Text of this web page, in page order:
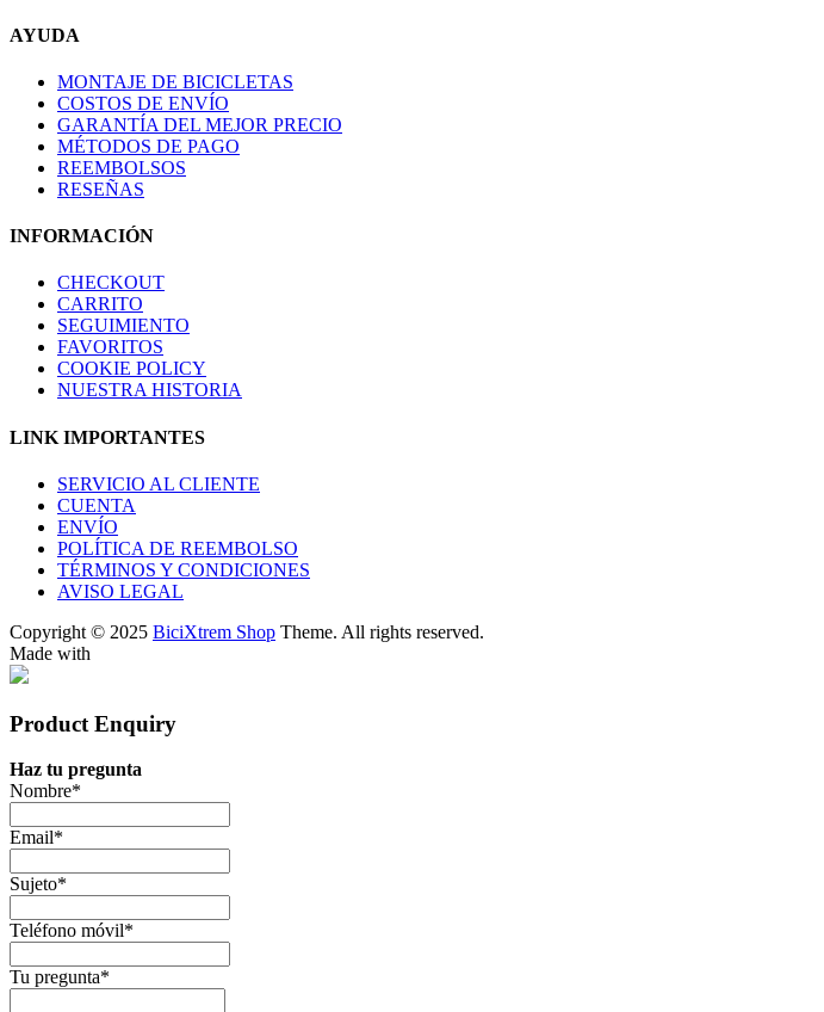
AYUDA
MONTAJE DE BICICLETAS
COSTOS DE ENVÍO
GARANTÍA DEL MEJOR PRECIO
MÉTODOS DE PAGO
REEMBOLSOS
RESEÑAS
INFORMACIÓN
CHECKOUT
CARRITO
SEGUIMIENTO
FAVORITOS
COOKIE POLICY
NUESTRA HISTORIA
LINK IMPORTANTES
SERVICIO AL CLIENTE
CUENTA
ENVÍO
POLÍTICA DE REEMBOLSO
TÉRMINOS Y CONDICIONES
AVISO LEGAL
Copyright © 2025 BiciXtrem Shop Theme. All rights reserved.
Made with
Product Enquiry
Haz tu pregunta
Nombre*
Email*
Sujeto*
Teléfono móvil*
Tu pregunta*